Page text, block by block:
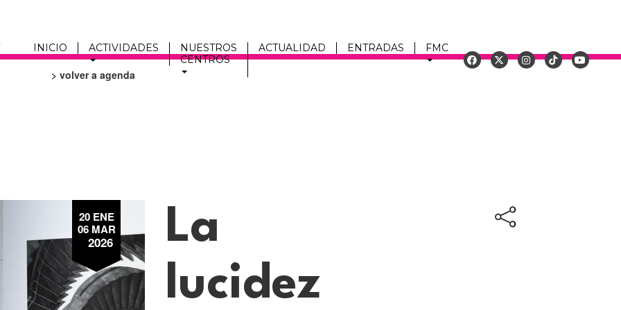
INICIO ACTIVIDADES
NUESTROS
CENTROS
ACTUALIDAD ENTRADAS FMC
> volver a agenda
20 ENE
06 MAR
2026
La
lucidez